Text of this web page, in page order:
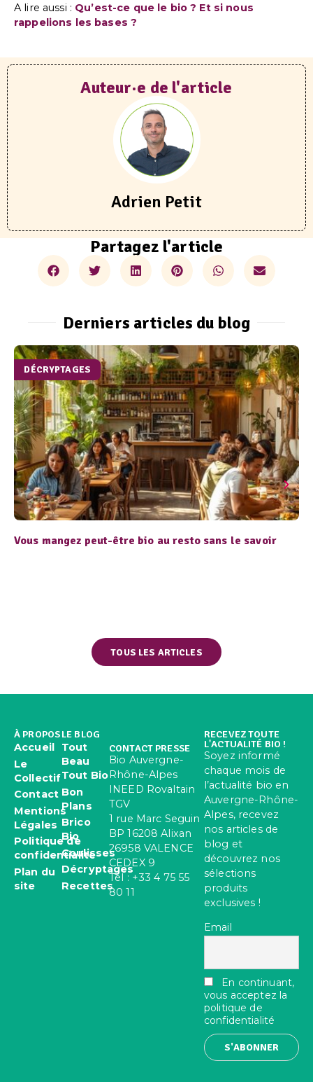
A lire aussi : Qu’est-ce que le bio ? Et si nous
rappelions les bases ?
Auteur·e de l'article
Adrien Petit
Partagez l'article
Derniers articles du blog
DÉCRYPTAGES
Vous mangez peut-être bio au resto sans le savoir
TOUS LES ARTICLES
À PROPOS
Accueil
Le
Collectif
Contact
Mentions
Légales
Politique de
confidentialité
Plan du
site
LE BLOG
Tout
Beau
Tout Bio
Bon
Plans
Brico
Bio
Coulisses
Décryptages
Recettes
CONTACT PRESSE
Bio Auvergne-
Rhône-Alpes
INEED Rovaltain
TGV
1 rue Marc Seguin
BP 16208 Alixan
26958 VALENCE
CEDEX 9
Tel : +33 4 75 55
80 11
RECEVEZ TOUTE
L'ACTUALITÉ BIO !
Soyez informé
chaque mois de
l’actualité bio en
Auvergne-Rhône-
Alpes, recevez
nos articles de
blog et
découvrez nos
sélections
produits
exclusives !
Email
En continuant,
vous acceptez la
politique de
confidentialité